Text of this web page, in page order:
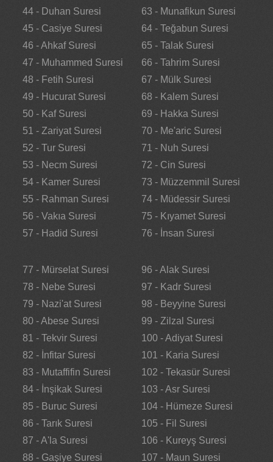
44 - Duhan Suresi
45 - Casiye Suresi
46 - Ahkaf Suresi
47 - Muhammed Suresi
48 - Fetih Suresi
49 - Hucurat Suresi
50 - Kaf Suresi
51 - Zariyat Suresi
52 - Tur Suresi
53 - Necm Suresi
54 - Kamer Suresi
55 - Rahman Suresi
56 - Vakıa Suresi
57 - Hadid Suresi
63 - Munafikun Suresi
64 - Teğabun Suresi
65 - Talak Suresi
66 - Tahrim Suresi
67 - Mülk Suresi
68 - Kalem Suresi
69 - Hakka Suresi
70 - Me'aric Suresi
71 - Nuh Suresi
72 - Cin Suresi
73 - Müzzemmil Suresi
74 - Müdessir Suresi
75 - Kıyamet Suresi
76 - İnsan Suresi
77 - Mürselat Suresi
78 - Nebe Suresi
79 - Nazi'at Suresi
80 - Abese Suresi
81 - Tekvir Suresi
82 - İnfitar Suresi
83 - Mutaffifin Suresi
84 - İnşikak Suresi
85 - Buruc Suresi
86 - Tarık Suresi
87 - A'la Suresi
88 - Gaşiye Suresi
96 - Alak Suresi
97 - Kadr Suresi
98 - Beyyine Suresi
99 - Zilzal Suresi
100 - Adiyat Suresi
101 - Karia Suresi
102 - Tekasür Suresi
103 - Asr Suresi
104 - Hümeze Suresi
105 - Fil Suresi
106 - Kureyş Suresi
107 - Maun Suresi